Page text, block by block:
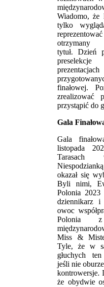
Wiadomo, że
tylko
otrzymany
tytuł. Dzień
finałowej.
zrealizować
przystąpić do
Gala
Gala
listopada
Tarasach
okazał się
Byli nimi,
Polonia
dziennikarz i
owoc
Polonia z
Miss &
Tyle, że w
głuchych
jeśli nie
kontrowersje.
że obydwie